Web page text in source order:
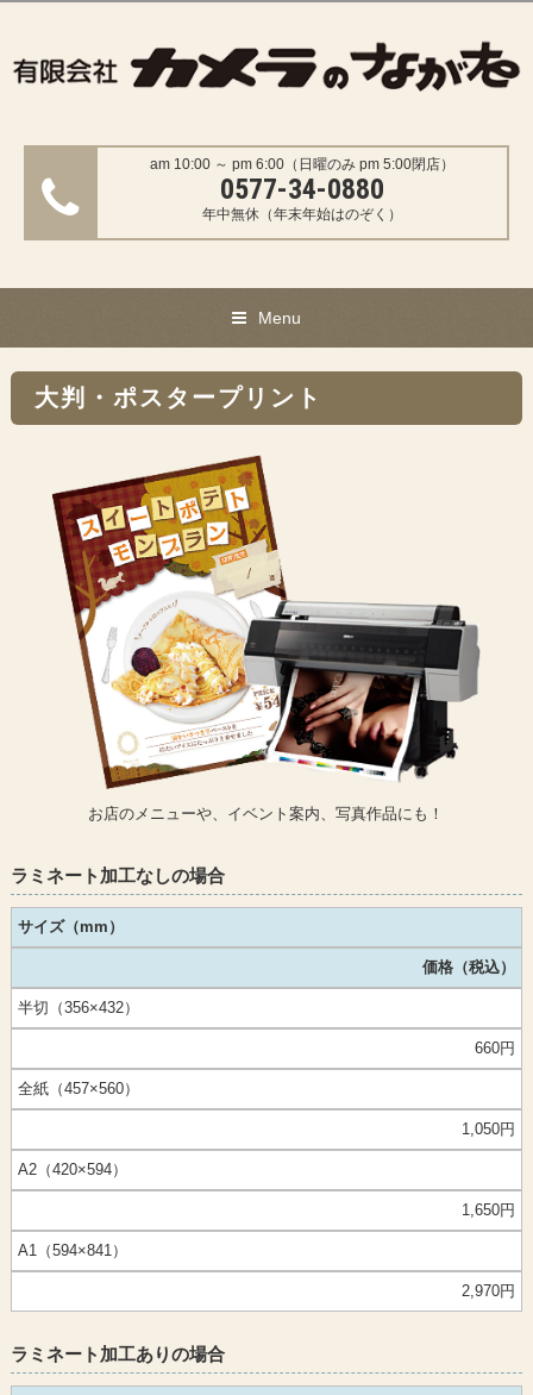
am 10:00 ～ pm 6:00（日曜のみ pm 5:00閉店）
0577-34-0880
年中無休（年末年始はのぞく）
Menu
大判・ポスタープリント
お店のメニューや、イベント案内、写真作品にも！
ラミネート加工なしの場合
サイズ（mm）
価格（税込）
半切（356×432）
660円
全紙（457×560）
1,050円
A2（420×594）
1,650円
A1（594×841）
2,970円
ラミネート加工ありの場合